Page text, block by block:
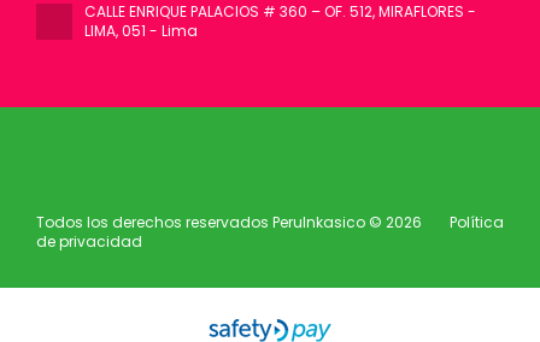
CALLE ENRIQUE PALACIOS # 360 – OF. 512, MIRAFLORES -
LIMA, 051 - Lima
Todos los derechos reservados PeruInkasico © 2026
Política
de privacidad